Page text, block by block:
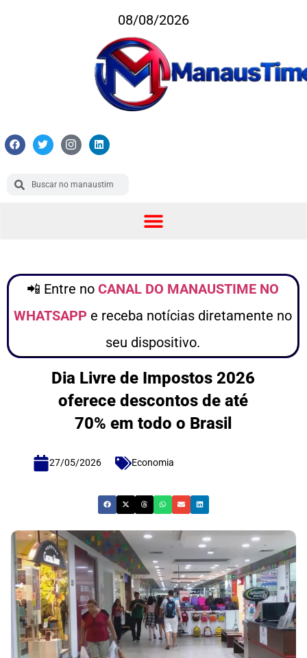
08/08/2026
📲 Entre no CANAL DO MANAUSTIME NO
WHATSAPP e receba notícias diretamente no
seu dispositivo.
Dia Livre de Impostos 2026
oferece descontos de até
70% em todo o Brasil
27/05/2026 Economia